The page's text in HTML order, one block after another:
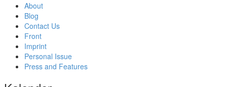
About
Blog
Contact Us
Front
Imprint
Personal Issue
Press and Features